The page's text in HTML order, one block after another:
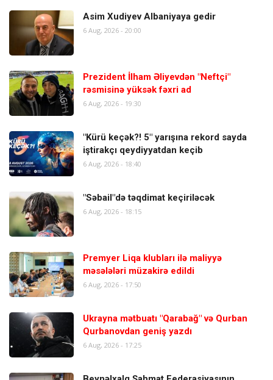
Asim Xudiyev Albaniyaya gedir
6 Aug, 2026 - 20:00
Prezident İlham Əliyevdən "Neftçi"
rəsmisinə yüksək fəxri ad
6 Aug, 2026 - 19:30
"Kürü keçək?! 5" yarışına rekord sayda
iştirakçı qeydiyyatdan keçib
6 Aug, 2026 - 18:40
"Səbail"də təqdimat keçiriləcək
6 Aug, 2026 - 18:15
Premyer Liqa klubları ilə maliyyə
məsələləri müzakirə edildi
6 Aug, 2026 - 17:50
Ukrayna mətbuatı "Qarabağ" və Qurban
Qurbanovdan geniş yazdı
6 Aug, 2026 - 17:25